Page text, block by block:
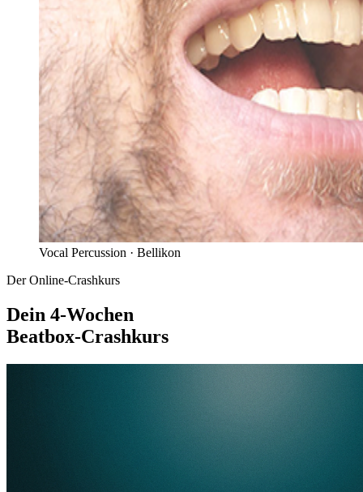
Vocal Percussion · Bellikon
Der Online-Crashkurs
Dein 4-Wochen
Beatbox-Crashkurs